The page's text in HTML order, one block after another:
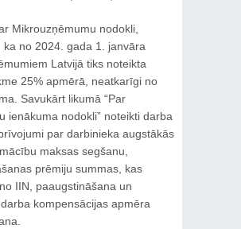
Mikrouzņēmumu nodokli,
ka no 2024. gada 1. janvāra
Latvijā tiks noteikta
25% apmērā, neatkarīgi no
Savukārt likumā “Par
ienākuma nodokli” noteikti darba
par darbinieka augstākās
maksas segšanu,
prēmiju summas, kas
IIN, paaugstināšana un
kompensācijas apmēra